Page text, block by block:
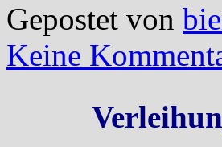
Gepostet von
Keine